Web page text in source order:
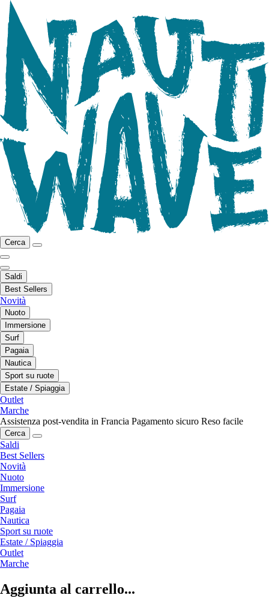
Cerca
Saldi
Best Sellers
Novità
Nuoto
Immersione
Surf
Pagaia
Nautica
Sport su ruote
Estate / Spiaggia
Outlet
Marche
Assistenza post-vendita in Francia Pagamento sicuro Reso facile
Cerca
Saldi
Best Sellers
Novità
Nuoto
Immersione
Surf
Pagaia
Nautica
Sport su ruote
Estate / Spiaggia
Outlet
Marche
Aggiunta al carrello...